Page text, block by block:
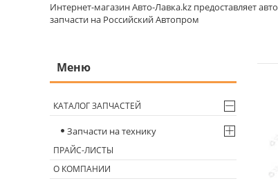
Интернет-магазин Авто-Лавка.kz предоставляет авто
запчасти на Российский Автопром
КАТАЛОГ ЗАПЧАСТЕЙ
Запчасти на технику
ПРАЙС-ЛИСТЫ
О КОМПАНИИ